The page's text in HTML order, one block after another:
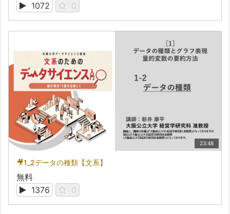
1072
0
23:48
🎥1_2データの種類【文系】
無料
1376
0